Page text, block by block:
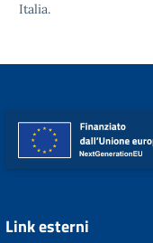
Italia.
Link esterni